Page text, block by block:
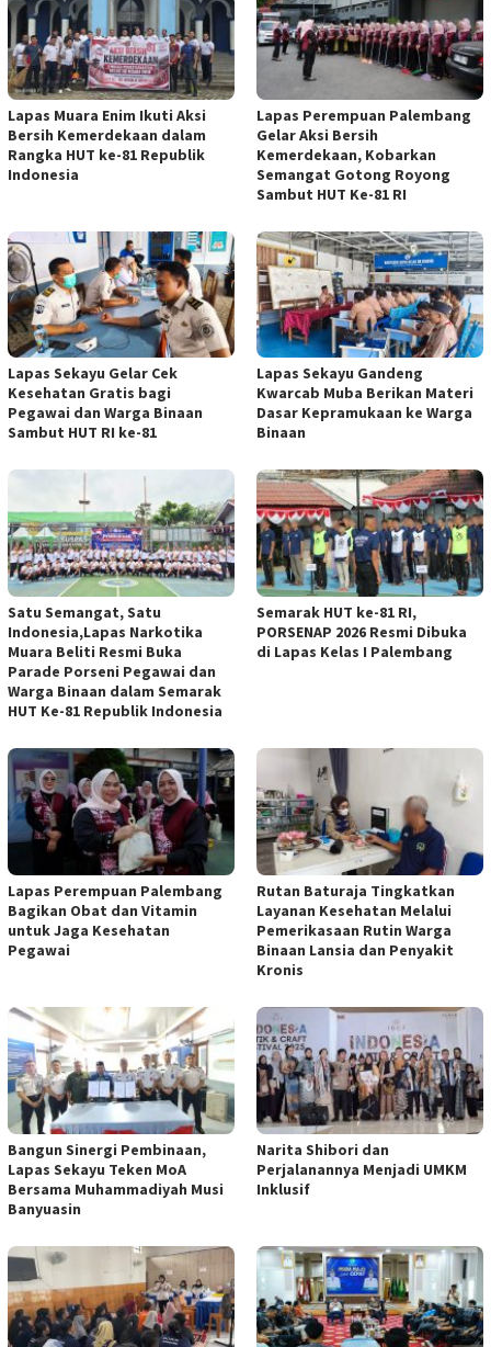
Lapas Muara Enim Ikuti Aksi
Bersih Kemerdekaan dalam
Rangka HUT ke-81 Republik
Indonesia
Lapas Perempuan Palembang
Gelar Aksi Bersih
Kemerdekaan, Kobarkan
Semangat Gotong Royong
Sambut HUT Ke-81 RI
Lapas Sekayu Gelar Cek
Kesehatan Gratis bagi
Pegawai dan Warga Binaan
Sambut HUT RI ke-81
Lapas Sekayu Gandeng
Kwarcab Muba Berikan Materi
Dasar Kepramukaan ke Warga
Binaan
Satu Semangat, Satu
Indonesia,Lapas Narkotika
Muara Beliti Resmi Buka
Parade Porseni Pegawai dan
Warga Binaan dalam Semarak
HUT Ke-81 Republik Indonesia
Semarak HUT ke-81 RI,
PORSENAP 2026 Resmi Dibuka
di Lapas Kelas I Palembang
Lapas Perempuan Palembang
Bagikan Obat dan Vitamin
untuk Jaga Kesehatan
Pegawai
Rutan Baturaja Tingkatkan
Layanan Kesehatan Melalui
Pemerikasaan Rutin Warga
Binaan Lansia dan Penyakit
Kronis
Bangun Sinergi Pembinaan,
Lapas Sekayu Teken MoA
Bersama Muhammadiyah Musi
Banyuasin
Narita Shibori dan
Perjalanannya Menjadi UMKM
Inklusif